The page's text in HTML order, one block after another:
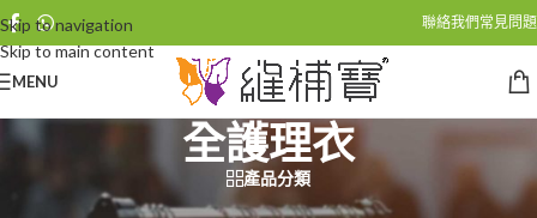
Skip to navigation
Skip to main content
聯絡我們常見問題
MENU
全護理衣
產品分類
全護理衣 Showing all 6 results